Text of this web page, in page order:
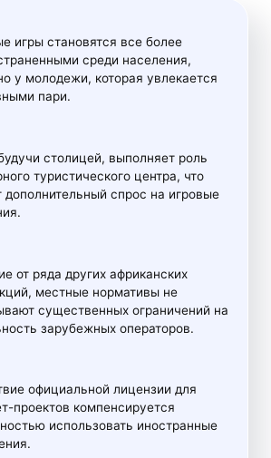
игры становятся все более
среди населения,
у молодежи, которая увлекается
пари.
столицей, выполняет роль
туристического центра, что
дополнительный спрос на игровые
от ряда других африканских
местные нормативы не
существенных ограничений на
зарубежных операторов.
официальной лицензии для
проектов компенсируется
использовать иностранные